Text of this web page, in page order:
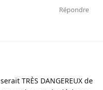
Répondre
TRÈS DANGEREUX de